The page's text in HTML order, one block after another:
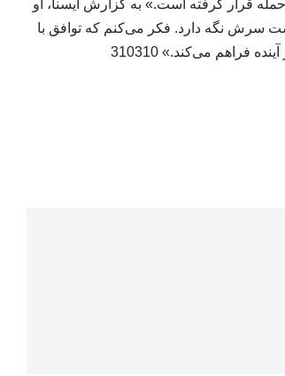
قرار گرفته است.» به گزارش ایسنا، او
پشت سرش نگه دارد. فکر می‌کنم که توافق با
فراهم می‌کند.» 310310